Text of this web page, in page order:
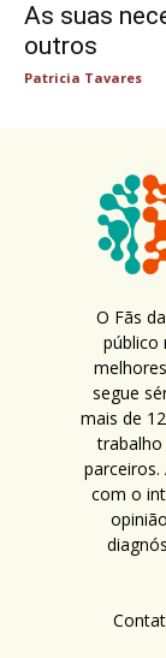
As suas
outros
Patricia Tavares
O Fãs
público
segue
mais de
parceiros.
com o